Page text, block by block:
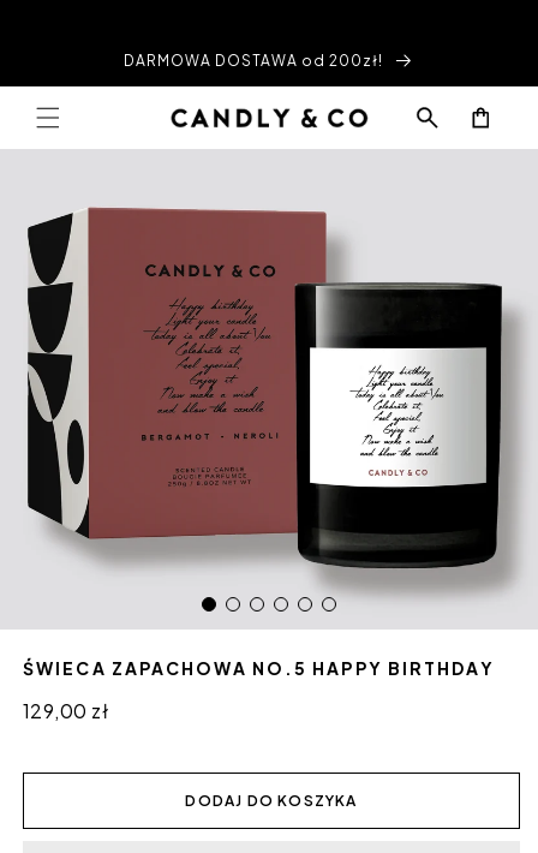
DARMOWA DOSTAWA od 200zł!
Koszyk
ŚWIECA ZAPACHOWA NO.5 HAPPY BIRTHDAY
Cena
129,00 zł
DODAJ DO KOSZYKA